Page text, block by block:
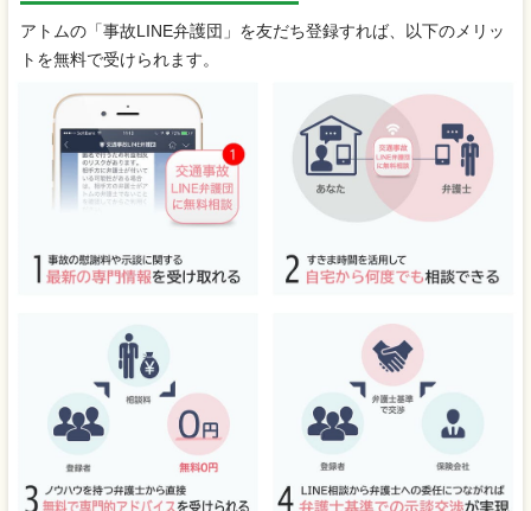
アトムの「事故LINE弁護団」を友だち登録すれば、以下のメリッ
トを無料で受けられます。